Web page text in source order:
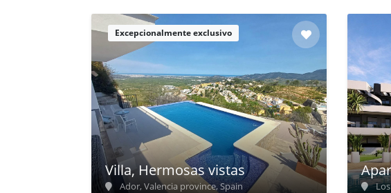
Excepcionalmente exclusivo
Villa, Hermosas vistas
Ador, Valencia province, Spain Los